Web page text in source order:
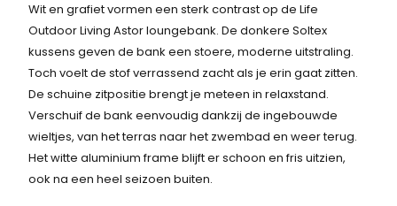
j
s
w
a
s
:
1
.
5
7
0
,
2
0
.
o
n
k
e
l
i
j
k
e
e
p
r
i
j
s
i
s
Wit en grafiet vormen een sterk contrast op de Life
Outdoor Living Astor loungebank. De donkere Soltex
kussens geven de bank een stoere, moderne uitstraling.
Toch voelt de stof verrassend zacht als je erin gaat zitten.
De schuine zitpositie brengt je meteen in relaxstand.
Verschuif de bank eenvoudig dankzij de ingebouwde
wieltjes, van het terras naar het zwembad en weer terug.
Het witte aluminium frame blijft er schoon en fris uitzien,
ook na een heel seizoen buiten.